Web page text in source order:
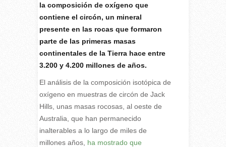
la composición de oxígeno que
contiene el circón, un mineral
presente en las rocas que formaron
parte de las primeras masas
continentales de la Tierra hace entre
3.200 y 4.200 millones de años.
El análisis de la composición isotópica de
oxígeno en muestras de circón de Jack
Hills, unas masas rocosas, al oeste de
Australia, que han permanecido
inalterables a lo largo de miles de
millones años, ha mostrado que